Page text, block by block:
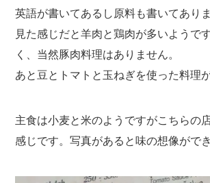
英語が書いてあるし原料も書いてありま
見た感じだと羊肉と鶏肉が多いようで
く、当然豚肉料理はありません。
あと豆とトマトと玉ねぎを使った料理
主食は小麦と米のようですがこちらの
感じです。写真があると味の想像がで